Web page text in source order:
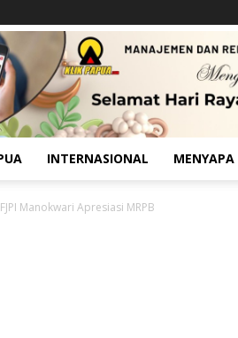
INTERNASIONAL
Manokwari Apresiasi MRPB